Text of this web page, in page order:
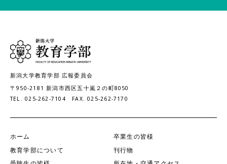
新潟大学教育学部 広報委員会
〒950-2181新潟市西区五十嵐２の町8050
TEL. 025-262-7104 FAX. 025-262-7170
ホーム
教育学部について
卒業生の皆様
刊行物